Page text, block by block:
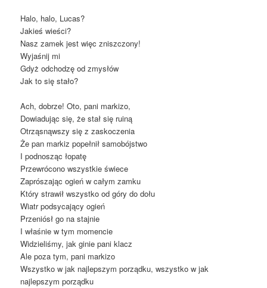
Halo, halo, Lucas?
Jakieś wieści?
Nasz zamek jest więc zniszczony!
Wyjaśnij mi
Gdyż odchodzę od zmysłów
Jak to się stało?
Ach, dobrze! Oto, pani markizo,
Dowiadując się, że stał się ruiną
Otrząsnąwszy się z zaskoczenia
Że pan markiz popełnił samobójstwo
I podnosząc łopatę
Przewrócono wszystkie świece
Zaprószając ogień w całym zamku
Który strawił wszystko od góry do dołu
Wiatr podsycający ogień
Przeniósł go na stajnie
I właśnie w tym momencie
Widzieliśmy, jak ginie pani klacz
Ale poza tym, pani markizo
Wszystko w jak najlepszym porządku, wszystko w jak
najlepszym porządku